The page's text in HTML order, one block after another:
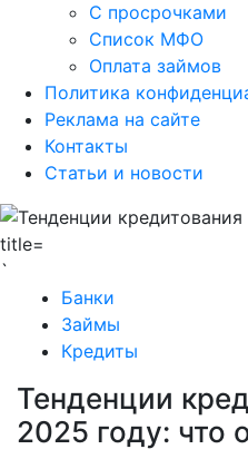
С просрочками
Список МФО
Оплата займов
Политика
Реклама на сайте
Контакты
Статьи и новости
`
Банки
Займы
Кредиты
Тенденции
2025 году: что